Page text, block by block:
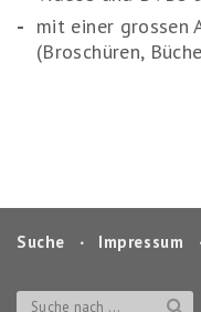
mit einer grossen
(Broschüren,
Suche ‧ Impressum